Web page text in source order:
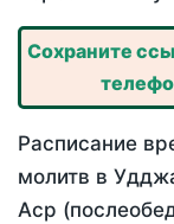
Сохраните
Расписание
молитв в
Аср